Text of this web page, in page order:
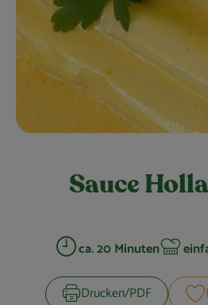
Obst & Gemüse
Kühltheke
Vorratskammer
Kosmetik
So geht’s
Sauce
Zubreitungszeit:
ca. 20 Minuten
Drucken​/​PDF